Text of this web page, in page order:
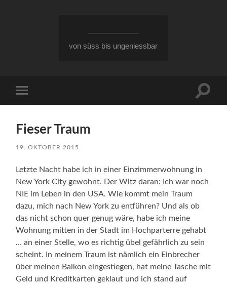
von süss bis ungeniessbar
Menü
Fieser Traum
19. OKTOBER 2015
Letzte Nacht habe ich in einer Einzimmerwohnung in
New York City gewohnt. Der Witz daran: Ich war noch
NIE im Leben in den USA. Wie kommt mein Traum
dazu, mich nach New York zu entführen? Und als ob
das nicht schon quer genug wäre, habe ich meine
Wohnung mitten in der Stadt im Hochparterre gehabt
… an einer Stelle, wo es richtig übel gefährlich zu sein
scheint. In meinem Traum ist nämlich ein Einbrecher
über meinen Balkon eingestiegen, hat meine Tasche mit
Geld und Kreditkarten geklaut und ich stand auf